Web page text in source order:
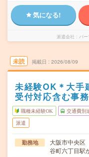
気になる!
派遣会社 パー
未読 掲載日 2026/08/09
未経験OK＊大手
受付対応含む事務
職種未経験OK 交通費別
派遣
勤務地
大阪市中央区
谷町六丁目駅